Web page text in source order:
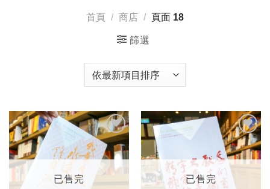
首頁 / 商店 / 頁面 18
篩選
加入
「願
望輕
單」
已售完
加入
「願
望輕
已售完